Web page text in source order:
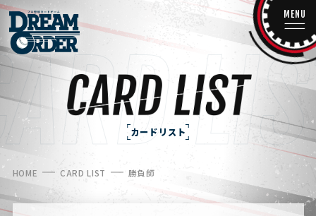
MENU
カードリスト
HOME CARD LIST 勝負師